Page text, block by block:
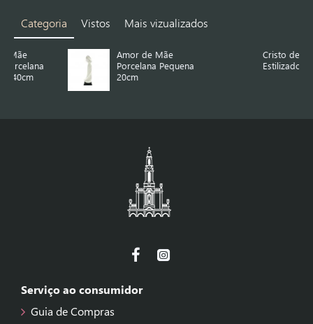
Categoria Vistos Mais vizualizados
Amor de Mãe
Porcelana Pequena
20cm
Cristo de Parede
Estilizado 30*50cm
Serviço ao consumidor
Guia de Compras